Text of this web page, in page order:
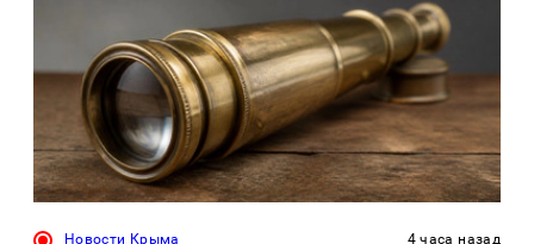
Новости Крыма 4 часа назад